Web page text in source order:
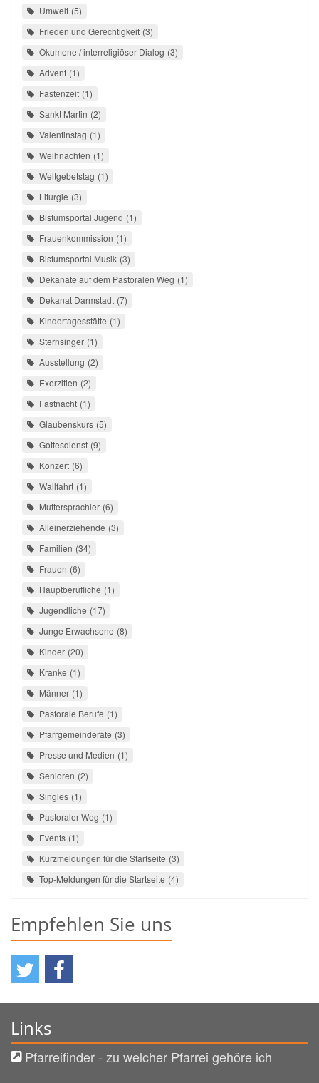
Umwelt 5
Frieden und Gerechtigkeit 3
Ökumene / interreligiöser Dialog 3
Advent 1
Fastenzeit 1
Sankt Martin 2
Valentinstag 1
Weihnachten 1
Weltgebetstag 1
Liturgie 3
Bistumsportal Jugend 1
Frauenkommission 1
Bistumsportal Musik 3
Dekanate auf dem Pastoralen Weg 1
Dekanat Darmstadt 7
Kindertagesstätte 1
Sternsinger 1
Ausstellung 2
Exerzitien 2
Fastnacht 1
Glaubenskurs 5
Gottesdienst 9
Konzert 6
Wallfahrt 1
Muttersprachler 6
Alleinerziehende 3
Familien 34
Frauen 6
Hauptberufliche 1
Jugendliche 17
Junge Erwachsene 8
Kinder 20
Kranke 1
Männer 1
Pastorale Berufe 1
Pfarrgemeinderäte 3
Presse und Medien 1
Senioren 2
Singles 1
Pastoraler Weg 1
Events 1
Kurzmeldungen für die Startseite 3
Top-Meldungen für die Startseite 4
Empfehlen Sie uns
Links
Pfarreifinder - zu welcher Pfarrei gehöre ich